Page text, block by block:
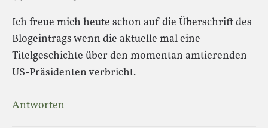
Ich freue mich heute schon auf die Überschrift des
Blogeintrags wenn die aktuelle mal eine
Titelgeschichte über den momentan amtierenden
US-Präsidenten verbricht.
Antworten